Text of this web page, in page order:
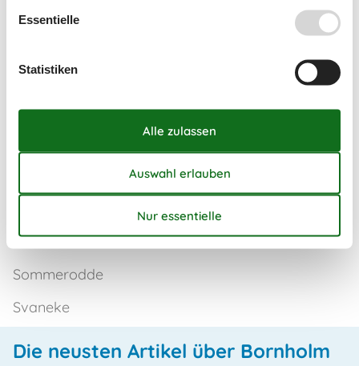
Dueodde
Hasle
Nexö
Sömarken
Sommerodde
Svaneke
Die neusten Artikel über Bornholm
Essentielle
Statistiken